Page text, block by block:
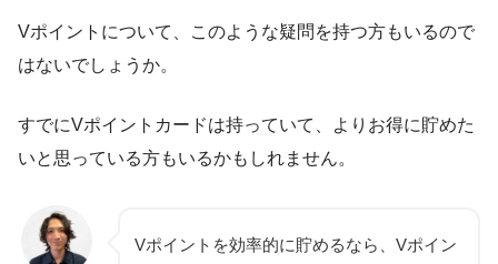
Vポイントについて、このような疑問を持つ方もいるので
はないでしょうか。
すでにVポイントカードは持っていて、よりお得に貯めた
いと思っている方もいるかもしれません。
Vポイントを効率的に貯めるなら、Vポイン